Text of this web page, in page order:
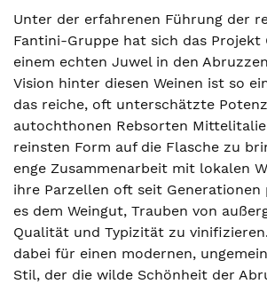
Unter der erfahrenen Führung der
Fantini-Gruppe hat sich das Projekt
einem echten Juwel in den
Vision hinter diesen Weinen ist so
das reiche, oft unterschätzte
autochthonen Rebsorten
reinsten Form auf die Flasche zu
enge Zusammenarbeit mit lokalen
ihre Parzellen oft seit Generationen
es dem Weingut, Trauben von
Qualität und Typizität zu
dabei für einen modernen,
Stil, der die wilde Schönheit der